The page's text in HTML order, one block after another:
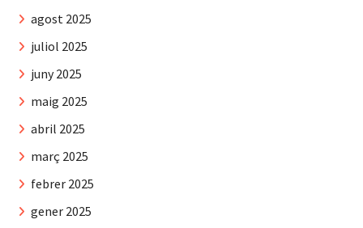
agost 2025
juliol 2025
juny 2025
maig 2025
abril 2025
març 2025
febrer 2025
gener 2025